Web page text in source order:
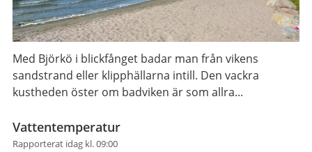
Med Björkö i blickfånget badar man från vikens
sandstrand eller klipphällarna intill. Den vackra
kustheden öster om badviken är som allra...
Vattentemperatur
Rapporterat idag kl. 09:00